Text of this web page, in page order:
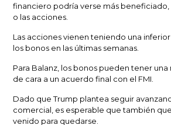
financiero podría verse más beneficiado,
o las acciones.
Las acciones vienen teniendo una
los bonos en las últimas semanas.
Para Balanz , los bonos pueden tener
de cara a un acuerdo final con el FMI.
Dado que Trump plantea seguir
comercial, es esperable que también que
venido para quedarse.